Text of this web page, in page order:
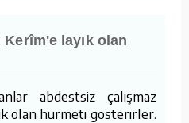
Kerîm'e layık olan
abdestsiz çalışmaz ve
olan hürmeti gösterirler.